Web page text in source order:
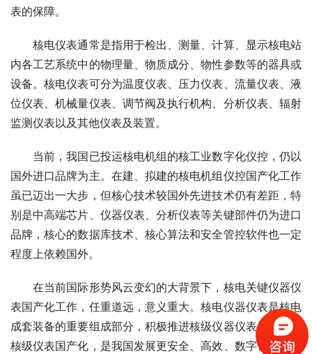
表的保障。
核电仪表通常是指用于检出、测量、计算、显示核电站
内各工艺系统中的物理量、物质成分、物性参数等的器具或
设备。核电仪表可分为温度仪表、压力仪表、流量仪表、液
位仪表、机械量仪表、调节阀及执行机构、分析仪表、辐射
监测仪表以及其他仪表及装置。
当前，我国已投运核电机组的核工业数字化仪控，仍以
国外进口品牌为主。在建、拟建的核电机组仪控国产化工作
虽已迈出一大步，但核心技术较国外先进技术仍有差距，特
别是中高端芯片、仪器仪表、分析仪表等关键部件仍为进口
品牌，核心的数据库技术、核心算法和安全管控软件也一定
程度上依赖国外。
在当前国际形势风云变幻的大背景下，核电关键仪器仪
表国产化工作，任重道远，意义重大。核电仪器仪表是核电
成套装备的重要组成部分，积极推进核级仪器仪表及重要非
核级仪表国产化，是我国发展更安全、高效、数字化核电站